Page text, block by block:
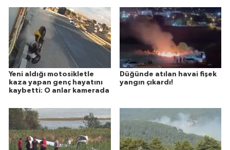
Yeni aldığı motosikletle
kaza yapan genç hayatını
kaybetti: O anlar kamerada
Düğünde atılan havai fişek
yangın çıkardı!